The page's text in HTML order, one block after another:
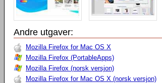
Andre utgaver:
Mozilla Firefox for Mac OS X
Mozilla Firefox (PortableApps)
Mozilla Firefox (norsk versjon)
Mozilla Firefox for Mac OS X (norsk versjon)